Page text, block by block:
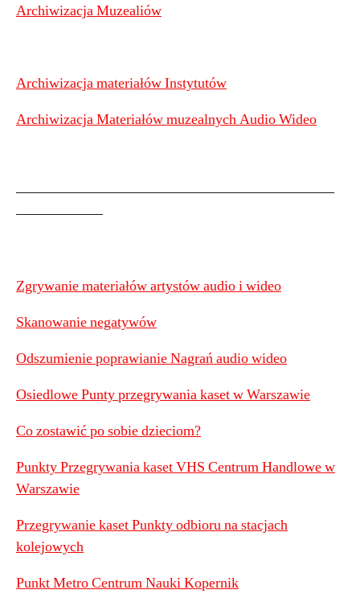
Archiwizacja Muzealiów
Archiwizacja materiałów Instytutów
Archiwizacja Materiałów muzealnych Audio Wideo
——————————————————————
——————
Zgrywanie materiałów artystów audio i wideo
Skanowanie negatywów
Odszumienie poprawianie Nagrań audio wideo
Osiedlowe Punty przegrywania kaset w Warszawie
Co zostawić po sobie dzieciom?
Punkty Przegrywania kaset VHS Centrum Handlowe w
Warszawie
Przegrywanie kaset Punkty odbioru na stacjach
kolejowych
Punkt Metro Centrum Nauki Kopernik